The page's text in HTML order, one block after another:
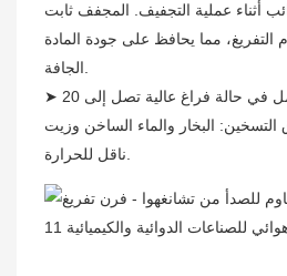
أثناء عملية التجفيف. المجفف ثابت
التفريغ، مما يحافظ على جودة المادة
الجافة.
➤
البخار والماء الساخن وزيت
ناقل للحرارة.